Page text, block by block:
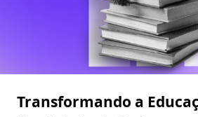
Transformando a
Qualidade de Dados